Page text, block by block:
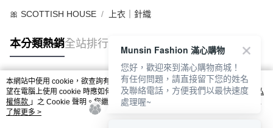
🎀 SCOTTISH HOUSE 上衣｜針織
本分類熱銷全站排行
熱門標籤
本網站中使用 cookie，欲查詢有關本網站使用 cookie 方式之詳情，及若您不希
望在電腦上使用 cookie 時應如何變更電腦的 cookie 設定，請參閱本網站「
隱私
權條款 」之 Cookie 聲明。您繼續使用本網站即表示您同意本公司得按本網站使
用條款之 Cookie 聲明使用 cookie。
了解更多 >
Munsin Fashion 滿心購物
您好，歡迎來到滿心購物商城！
有任何問題，請直接留下您的姓名
及聯絡電話，方便我們以最快速度
處理喔~